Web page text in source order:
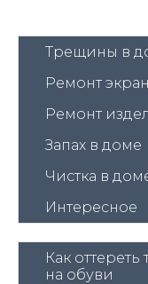
Трещины в
Ремонт
Ремонт
Запах в доме
Чистка в
Интересное
Как
на обуви